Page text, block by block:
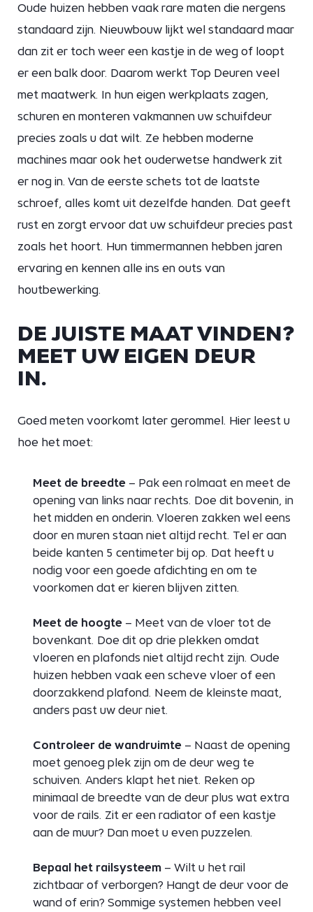
Oude huizen hebben vaak rare maten die nergens
standaard zijn. Nieuwbouw lijkt wel standaard maar
dan zit er toch weer een kastje in de weg of loopt
er een balk door. Daarom werkt Top Deuren veel
met maatwerk. In hun eigen werkplaats zagen,
schuren en monteren vakmannen uw schuifdeur
precies zoals u dat wilt. Ze hebben moderne
machines maar ook het ouderwetse handwerk zit
er nog in. Van de eerste schets tot de laatste
schroef, alles komt uit dezelfde handen. Dat geeft
rust en zorgt ervoor dat uw schuifdeur precies past
zoals het hoort. Hun timmermannen hebben jaren
ervaring en kennen alle ins en outs van
houtbewerking.
DE JUISTE MAAT VINDEN?
MEET UW EIGEN DEUR
IN.
Goed meten voorkomt later gerommel. Hier leest u
hoe het moet:
Meet de breedte – Pak een rolmaat en meet de
opening van links naar rechts. Doe dit bovenin, in
het midden en onderin. Vloeren zakken wel eens
door en muren staan niet altijd recht. Tel er aan
beide kanten 5 centimeter bij op. Dat heeft u
nodig voor een goede afdichting en om te
voorkomen dat er kieren blijven zitten.
Meet de hoogte – Meet van de vloer tot de
bovenkant. Doe dit op drie plekken omdat
vloeren en plafonds niet altijd recht zijn. Oude
huizen hebben vaak een scheve vloer of een
doorzakkend plafond. Neem de kleinste maat,
anders past uw deur niet.
Controleer de wandruimte – Naast de opening
moet genoeg plek zijn om de deur weg te
schuiven. Anders klapt het niet. Reken op
minimaal de breedte van de deur plus wat extra
voor de rails. Zit er een radiator of een kastje
aan de muur? Dan moet u even puzzelen.
Bepaal het railsysteem – Wilt u het rail
zichtbaar of verborgen? Hangt de deur voor de
wand of erin? Sommige systemen hebben veel